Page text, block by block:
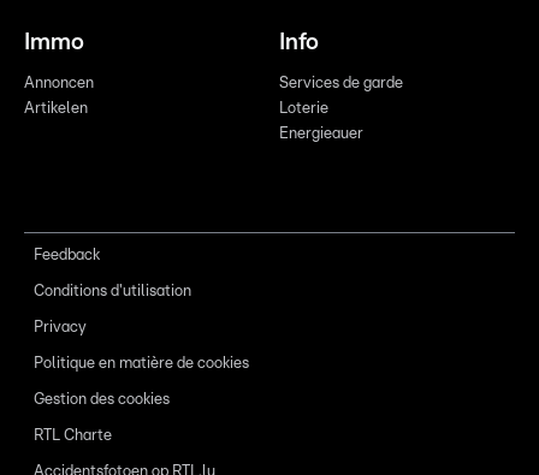
Immo
Annoncen
Artikelen
Info
Services de garde
Loterie
Energieauer
Feedback
Conditions d'utilisation
Privacy
Politique en matière de cookies
Gestion des cookies
RTL Charte